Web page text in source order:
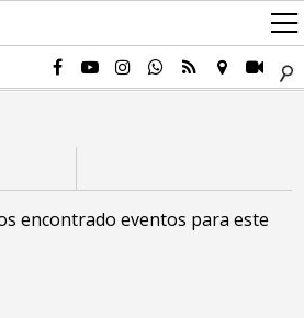
encontrado eventos para este